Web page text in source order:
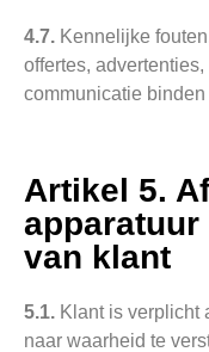
4.7. Kennelijke
offertes,
communicatie
Artikel 5.
apparatuur
van klant
5.1. Klant is verplicht
naar waarheid te